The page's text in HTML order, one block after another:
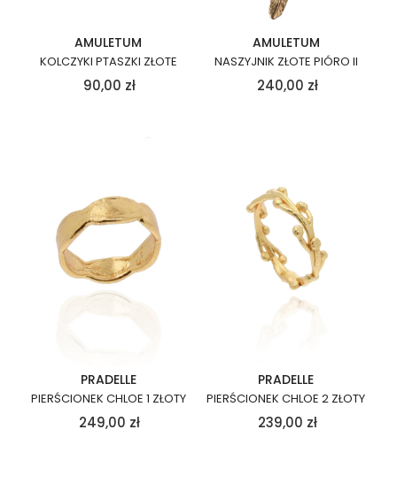
AMULETUM
KOLCZYKI PTASZKI ZŁOTE
90,00 zł
AMULETUM
NASZYJNIK ZŁOTE PIÓRO II
240,00 zł
PRADELLE
PIERŚCIONEK CHLOE 1 ZŁOTY
249,00 zł
PRADELLE
PIERŚCIONEK CHLOE 2 ZŁOTY
239,00 zł